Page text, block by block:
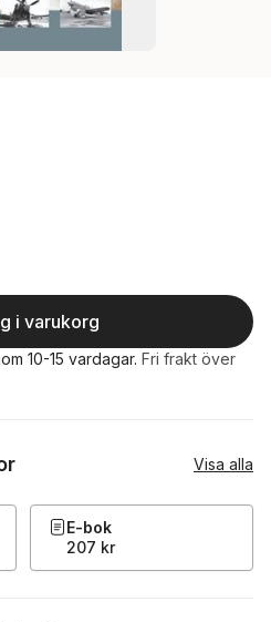
i varukorg
10-15 vardagar. Fri frakt över
Visa alla
E-bok
207 kr